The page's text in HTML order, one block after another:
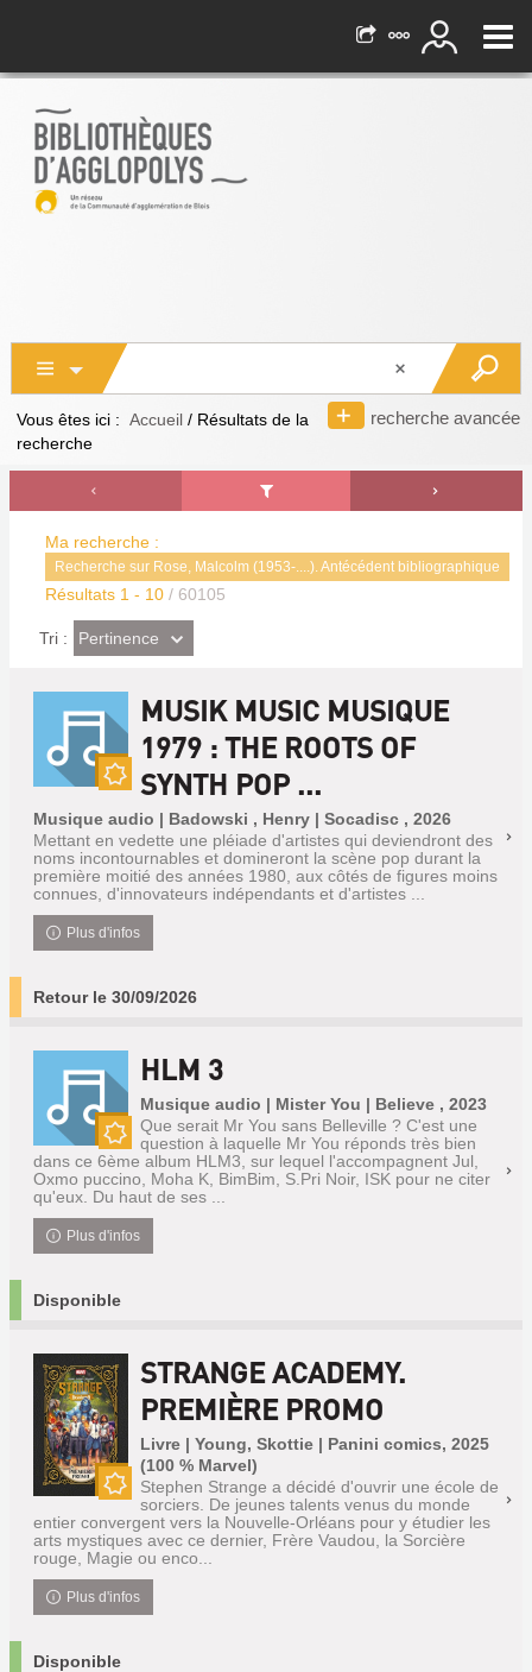
recherche avancée
Vous êtes ici : Accueil / Résultats de la
recherche
Ma recherche :
Recherche sur Rose, Malcolm (1953-....). Antécédent bibliographique
Résultats 1 - 10 / 60105
Tri : (Effet
imédiat)
Pertinence
MUSIK MUSIC MUSIQUE
1979 : THE ROOTS OF
SYNTH POP ...
Musique audio | Badowski , Henry | Socadisc , 2026
Mettant en vedette une pléiade d'artistes qui deviendront des
noms incontournables et domineront la scène pop durant la
première moitié des années 1980, aux côtés de figures moins
connues, d'innovateurs indépendants et d'artistes ...
Plus d'infos
Retour le 30/09/2026
Nouveauté
HLM 3
Musique audio | Mister You | Believe , 2023
Que serait Mr You sans Belleville ? C'est une
question à laquelle Mr You réponds très bien
dans ce 6ème album HLM3, sur lequel l'accompagnent Jul,
Oxmo puccino, Moha K, BimBim, S.Pri Noir, ISK pour ne citer
qu'eux. Du haut de ses ...
Plus d'infos
Disponible
STRANGE ACADEMY.
PREMIÈRE PROMO
Livre | Young, Skottie | Panini comics, 2025
(100 % Marvel)
Stephen Strange a décidé d'ouvrir une école de
sorciers. De jeunes talents venus du monde
entier convergent vers la Nouvelle-Orléans pour y étudier les
arts mystiques avec ce dernier, Frère Vaudou, la Sorcière
rouge, Magie ou enco...
Plus d'infos
Disponible